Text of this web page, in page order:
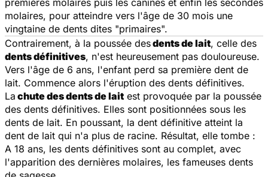
molaires, pour atteindre vers l'âge de 30 mois une
vingtaine de dents dites "primaires".
Contrairement, à la poussée desdents de lait, celle des
dents définitives, n'est heureusement pas douloureuse.
Vers l'âge de 6 ans, l'enfant perd sa première dent de
lait. Commence alors l'éruption des dents définitives.
La chute des dents de lait est provoquée par la poussée
des dents définitives. Elles sont positionnées sous les
dents de lait. En poussant, la dent définitive atteint la
dent de lait qui n'a plus de racine. Résultat, elle tombe :
A 18 ans, les dents définitives sont au complet, avec
l'apparition des dernières molaires, les fameuses dents